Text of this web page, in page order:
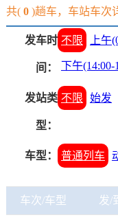
共( 0)趟车，车站车次
发车时
间：
不限 上午
下午(14:00-
发站类
型：
不限 始发
车型： 普通列车
车次/车型 发/